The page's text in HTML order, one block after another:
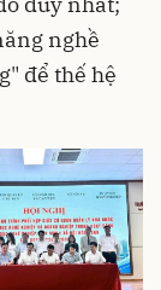
nghề
để thế hệ